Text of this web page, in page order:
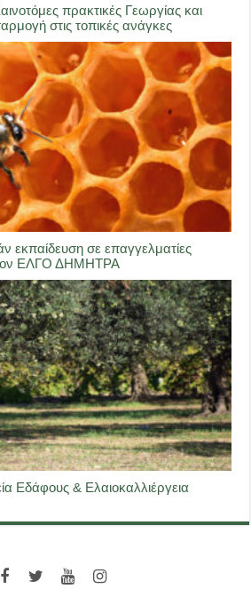
πρακτικές Γεωργίας και
στις τοπικές ανάγκες
εκπαίδευση σε επαγγελματίες
ΕΛΓΟ ΔΗΜΗΤΡΑ
Εδάφους & Ελαιοκαλλιέργεια